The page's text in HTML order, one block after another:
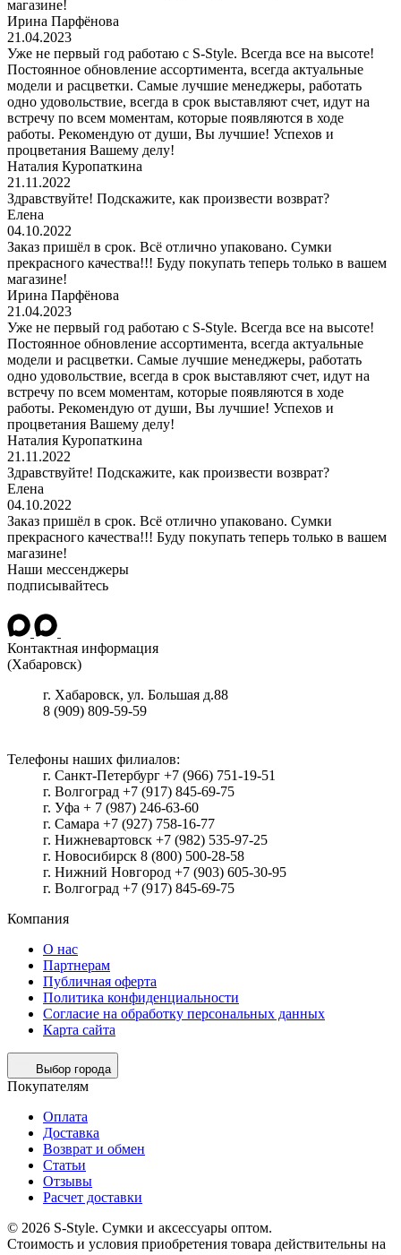
магазине!
Ирина Парфёнова
21.04.2023
Уже не первый год работаю с S-Style. Всегда все на высоте!
Постоянное обновление ассортимента, всегда актуальные
модели и расцветки. Самые лучшие менеджеры, работать
одно удовольствие, всегда в срок выставляют счет, идут на
встречу по всем моментам, которые появляются в ходе
работы. Рекомендую от души, Вы лучшие! Успехов и
процветания Вашему делу!
Наталия Куропаткина
21.11.2022
Здравствуйте! Подскажите, как произвести возврат?
Елена
04.10.2022
Заказ пришёл в срок. Всё отлично упаковано. Сумки
прекрасного качества!!! Буду покупать теперь только в вашем
магазине!
Ирина Парфёнова
21.04.2023
Уже не первый год работаю с S-Style. Всегда все на высоте!
Постоянное обновление ассортимента, всегда актуальные
модели и расцветки. Самые лучшие менеджеры, работать
одно удовольствие, всегда в срок выставляют счет, идут на
встречу по всем моментам, которые появляются в ходе
работы. Рекомендую от души, Вы лучшие! Успехов и
процветания Вашему делу!
Наталия Куропаткина
21.11.2022
Здравствуйте! Подскажите, как произвести возврат?
Елена
04.10.2022
Заказ пришёл в срок. Всё отлично упаковано. Сумки
прекрасного качества!!! Буду покупать теперь только в вашем
магазине!
Наши мессенджеры
подписывайтесь
Контактная информация
(Хабаровск)
г. Хабаровск, ул. Большая д.88
8 (909) 809-59-59
Телефоны наших филиалов:
г. Санкт-Петербург +7 (966) 751-19-51
г. Волгоград +7 (917) 845-69-75
г. Уфа + 7 (987) 246-63-60
г. Самара +7 (927) 758-16-77
г. Нижневартовск +7 (982) 535-97-25
г. Новосибирск 8 (800) 500-28-58
г. Нижний Новгород +7 (903) 605-30-95
г. Волгоград +7 (917) 845-69-75
Компания
О нас
Партнерам
Публичная оферта
Политика конфиденциальности
Согласие на обработку персональных данных
Карта сайта
Выбор города
Покупателям
Оплата
Доставка
Возврат и обмен
Статьи
Отзывы
Расчет доставки
© 2026 S-Style. Сумки и аксессуары оптом.
Cтоимость и условия приобретения товара действительны на